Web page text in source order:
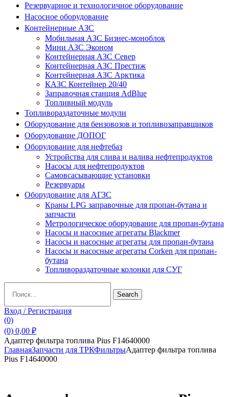
Резервуарное и технологичное оборудование
Насосное оборудование
Контейнерные АЗС
Мобильная АЗС Бизнес-моноблок
Мини АЗС Эконом
Контейнерная АЗС Север
Контейнерная АЗС Престиж
Контейнерная АЗС Арктика
КАЗС Контейнер 20/40
Заправочная станция AdBlue
Топливный модуль
Топливораздаточные модули
Оборудование для бензовозов и топливозаправщиков
Оборудование ДОПОГ
Оборудование для нефтебаз
Устройства для слива и налива нефтепродуктов
Насосы для нефтепродуктов
Самовсасывающие установки
Резервуары
Оборудование для АГЗС
Краны LPG заправочные для пропан-бутана и
запчасти
Метрологическое оборудование для пропан-бутана
Насосы и насосные агрегаты Blackmer
Насосы и насосные агрегаты для пропан-бутана
Насосы и насосные агрегаты Corken для пропан-
бутана
Топливораздаточные колонки для СУГ
for:
Search
Вход / Регистрация
(0)
(0) 0,00 ₽
Адаптер фильтра топлива Pius F14640000
ГлавнаяЗапчасти для ТРКФильтрыАдаптер фильтра топлива
Pius F14640000